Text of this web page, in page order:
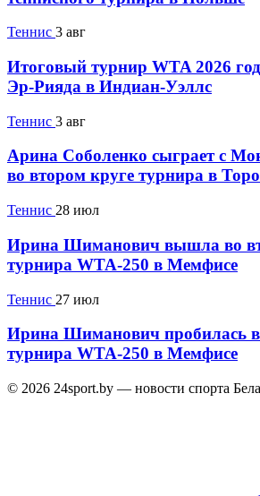
Теннис 3 авг
Итоговый турнир WTA 2026
Эр-Рияда в Индиан-Уэллс
Теннис 3 авг
Арина Соболенко сыграет с
во втором круге турнира в
Теннис 28 июл
Ирина Шиманович вышла во
турнира WTA-250 в Мемфисе
Теннис 27 июл
Ирина Шиманович пробилась в
турнира WTA-250 в Мемфисе
© 2026 24sport.by — новости спорта